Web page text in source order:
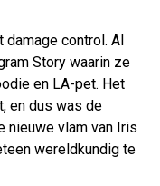
control. Al
Story waarin ze
en LA-pet. Het
en dus was de
nieuwe vlam van Iris
wereldkundig te